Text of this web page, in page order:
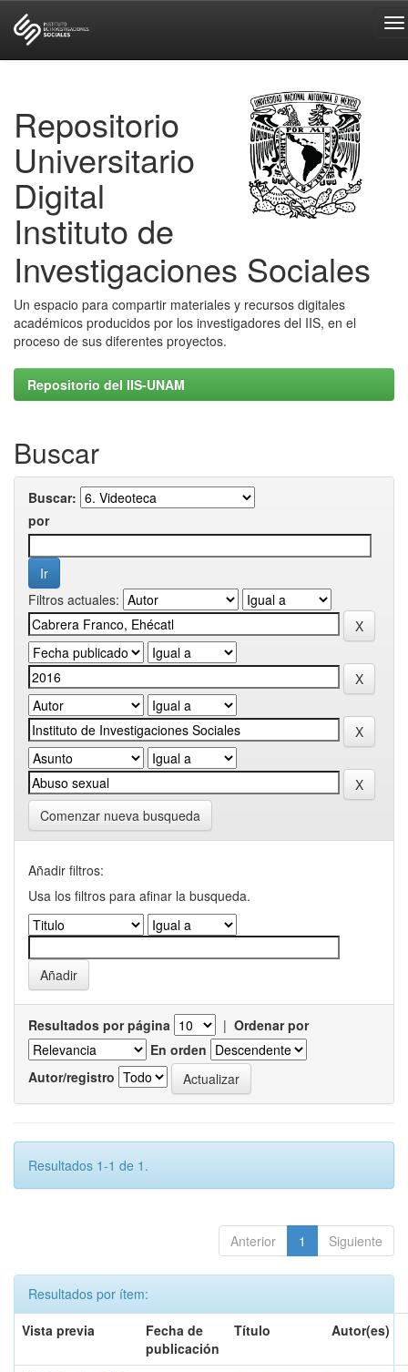
Repositorio
Universitario
Digital
Instituto de
Investigaciones Sociales
Un espacio para compartir materiales y recursos digitales
académicos producidos por los investigadores del IIS, en el
proceso de sus diferentes proyectos.
Repositorio del IIS-UNAM
Buscar
Buscar:
por
Filtros actuales:
Comenzar nueva busqueda
Añadir filtros:
Usa los filtros para afinar la busqueda.
Resultados por página | Ordenar por
En orden
Autor/registro
Resultados 1-1 de 1.
Anterior 1 Siguiente
Resultados por ítem:
Vista previa
Fecha de
publicación
Título Autor(es)